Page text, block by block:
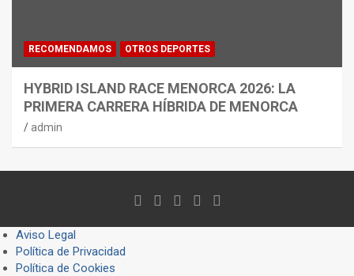
RECOMENDAMOS OTROS DEPORTES
HYBRID ISLAND RACE MENORCA 2026: LA
PRIMERA CARRERA HÍBRIDA DE MENORCA
admin
Aviso Legal
Política de Privacidad
Política de Cookies